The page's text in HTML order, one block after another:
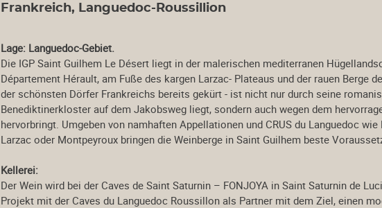
Bordeaux
Château Branaire-
Ducru
Château Canon-La-
Gaffeliére
Château Couhaines
Château d' Aiguilhe
Château des Cerons
Château La Verrière
Frankreich, Languedoc-Roussillion
Lage: Languedoc-Gebiet.
Die IGP Saint Guilhem Le Désert liegt in der malerischen mediterranen
Département Hérault, am Fuße des kargen Larzac- Plateaus und der rauen Berge
der schönsten Dörfer Frankreichs bereits gekürt - ist nicht nur durch seine
Benediktinerkloster aufdem Jakobsweg liegt, sondern auch wegen dem
hervorbringt. Umgeben von namhaften Appellationen und CRUS du Languedoc wie
Larzac oder Montpeyroux bringen die Weinberge in Saint Guilhem beste
Kellerei:
Der Wein wird bei der Caves de Saint Saturnin – FONJOYA in Saint Saturnin de
Projekt mit der Caves du Languedoc Roussillon als Partner mit dem Ziel, einen